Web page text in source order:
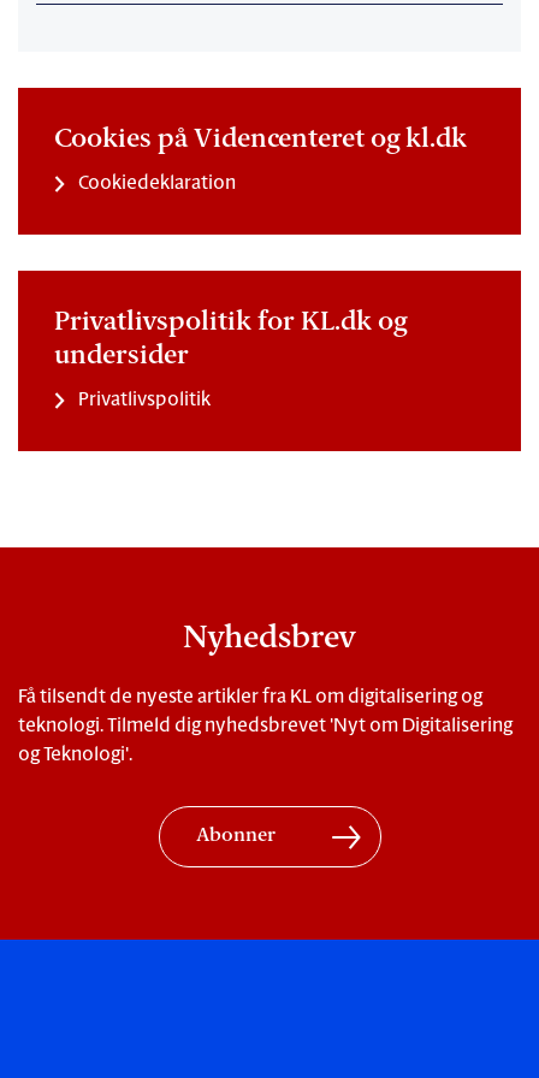
Cookies på Videncenteret og kl.dk
Cookiedeklaration
Privatlivspolitik for KL.dk og
undersider
Privatlivspolitik
Nyhedsbrev
Få tilsendt de nyeste artikler fra KL om digitalisering og
teknologi. Tilmeld dig nyhedsbrevet 'Nyt om Digitalisering
og Teknologi'.
Abonner